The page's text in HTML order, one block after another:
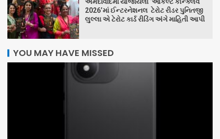
2026’માં ઈન્ટરનેશનલ ટેરોટ રીડર પુનિતજી
લુલ્લા એ ટેરોટ કાર્ડ રીડિંગ અંગે માહિતી આપી
YOU MAY HAVE MISSED